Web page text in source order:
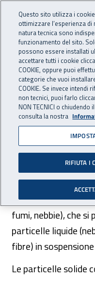
INAIL -
Navigazione - Ti trovi in:
Home Prevenzione E
Conoscere il rischio
Altre
Le sostanze
possono
caratteristiche
(gas e vapori) e i
fumi, nebbie), che
particelle liquide
fibre) in
Le particelle solide
Questo sito utilizza i
ottimizzare l’esperienza di
natura tecnica sono
funzionamento del sito.
possono essere installati
accettare tutti i cookie
COOKIE, oppure puoi
categorie che vuoi
COOKIE. Se invece intendi
non tecnici, puoi farlo
NON TECNICI o
consulta la nostra
RIFIUTA I